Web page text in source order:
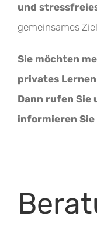
und
gemeinsames
Sie möchten
privates
Dann rufen Sie
informieren